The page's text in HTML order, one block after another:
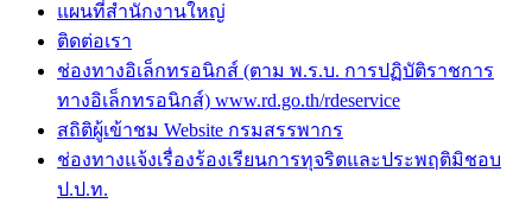
แผนที่สำนักงานใหญ่
ติดต่อเรา
ช่องทางอิเล็กทรอนิกส์ (ตาม พ.ร.บ. การปฏิบัติราชการ
ทางอิเล็กทรอนิกส์) www.rd.go.th/rdeservice
สถิติผู้เข้าชม Website กรมสรรพากร
ช่องทางแจ้งเรื่องร้องเรียนการทุจริตและประพฤติมิชอบ
ป.ป.ท.